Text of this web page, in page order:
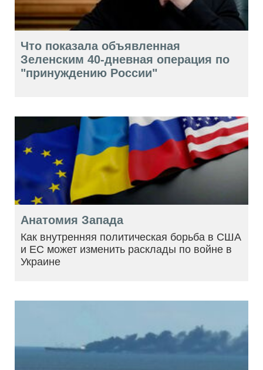
Что показала объявленная
Зеленским 40-дневная операция по
"принуждению России"
Анатомия Запада
Как внутренняя политическая борьба в США
и ЕС может изменить расклады по войне в
Украине